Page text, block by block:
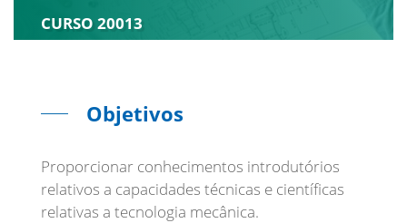
CURSO 20013
Objetivos
Proporcionar conhecimentos introdutórios
relativos a capacidades técnicas e científicas
relativas a tecnologia mecânica.